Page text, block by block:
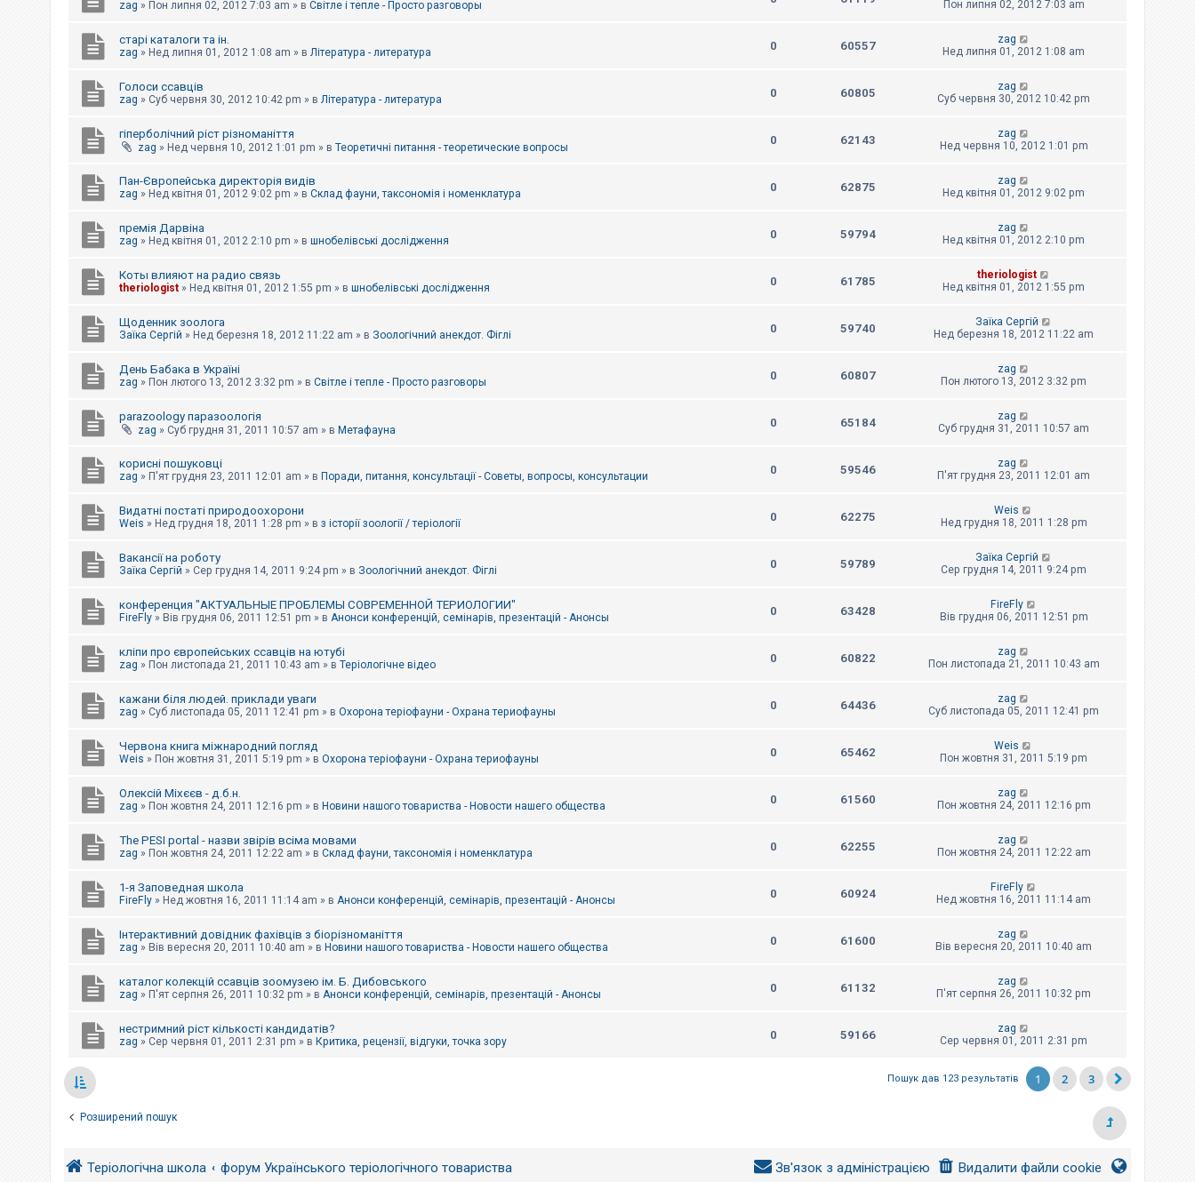
zag » Пон липня 02, 2012 7:03 am » в Світле і тепле - Просто разговоры
Пон липня 02, 2012 7:03 am
старі каталоги та ін.
zag » Нед липня 01, 2012 1:08 am » в Література - литература 0 60557
zag
Нед липня 01, 2012 1:08 am
Голоси ссавців
zag » Суб червня 30, 2012 10:42 pm » в Література - литература 0 60805
zag
Суб червня 30, 2012 10:42 pm
гіперболічний ріст різноманіття
zag » Нед червня 10, 2012 1:01 pm » в Теоретичні питання - теоретические вопросы
0 62143
zag
Нед червня 10, 2012 1:01 pm
Пан-Європейська директорія видів
zag » Нед квітня 01, 2012 9:02 pm » в Склад фауни, таксономія і номенклатура 0 62875
zag
Нед квітня 01, 2012 9:02 pm
премія Дарвіна
zag » Нед квітня 01, 2012 2:10 pm » в шнобелівські дослідження 0 59794
zag
Нед квітня 01, 2012 2:10 pm
Коты влияют на радио связь
theriologist » Нед квітня 01, 2012 1:55 pm » в шнобелівські дослідження 0 61785
theriologist
Нед квітня 01, 2012 1:55 pm
Щоденник зоолога
Заїка Сергій » Нед березня 18, 2012 11:22 am » в Зоологічний анекдот. Фіглі 0 59740
Заїка Сергій
Нед березня 18, 2012 11:22 am
День Бабака в Україні
zag » Пон лютого 13, 2012 3:32 pm » в Світле і тепле - Просто разговоры 0 60807
zag
Пон лютого 13, 2012 3:32 pm
parazoology паразоологія
zag » Суб грудня 31, 2011 10:57 am » в Метафауна
0 65184
zag
Суб грудня 31, 2011 10:57 am
корисні пошуковці
zag » П'ят грудня 23, 2011 12:01 am » в Поради, питання, консультації - Советы, вопросы, консультации 0 59546
zag
П'ят грудня 23, 2011 12:01 am
Видатні постаті природоохорони
Weis » Нед грудня 18, 2011 1:28 pm » в з історії зоології / теріології 0 62275
Weis
Нед грудня 18, 2011 1:28 pm
Вакансії на роботу
Заїка Сергій » Сер грудня 14, 2011 9:24 pm » в Зоологічний анекдот. Фіглі 0 59789
Заїка Сергій
Сер грудня 14, 2011 9:24 pm
конференция "АКТУАЛЬНЫЕ ПРОБЛЕМЫ СОВРЕМЕННОЙ ТЕРИОЛОГИИ"
FireFly » Вів грудня 06, 2011 12:51 pm » в Анонси конференцій, семінарів, презентацій - Анонсы 0 63428
FireFly
Вів грудня 06, 2011 12:51 pm
кліпи про європейських ссавців на ютубі
zag » Пон листопада 21, 2011 10:43 am » в Теріологічне відео 0 60822
zag
Пон листопада 21, 2011 10:43 am
кажани біля людей. приклади уваги
zag » Суб листопада 05, 2011 12:41 pm » в Охорона теріофауни - Охрана териофауны 0 64436
zag
Суб листопада 05, 2011 12:41 pm
Червона книга міжнародний погляд
Weis » Пон жовтня 31, 2011 5:19 pm » в Охорона теріофауни - Охрана териофауны 0 65462
Weis
Пон жовтня 31, 2011 5:19 pm
Олексій Міхєєв - д.б.н.
zag » Пон жовтня 24, 2011 12:16 pm » в Новини нашого товариства - Новости нашего общества 0 61560
zag
Пон жовтня 24, 2011 12:16 pm
The PESI portal - назви звірів всіма мовами
zag » Пон жовтня 24, 2011 12:22 am » в Склад фауни, таксономія і номенклатура 0 62255
zag
Пон жовтня 24, 2011 12:22 am
1-я Заповедная школа
FireFly » Нед жовтня 16, 2011 11:14 am » в Анонси конференцій, семінарів, презентацій - Анонсы 0 60924
FireFly
Нед жовтня 16, 2011 11:14 am
Інтерактивний довідник фахівців з біорізноманіття
zag » Вів вересня 20, 2011 10:40 am » в Новини нашого товариства - Новости нашего общества 0 61600
zag
Вів вересня 20, 2011 10:40 am
каталог колекцій ссавців зоомузею ім. Б. Дибовського
zag » П'ят серпня 26, 2011 10:32 pm » в Анонси конференцій, семінарів, презентацій - Анонсы 0 61132
zag
П'ят серпня 26, 2011 10:32 pm
нестримний ріст кількості кандидатів?
zag » Сер червня 01, 2011 2:31 pm » в Критика, рецензії, відгуки, точка зору 0 59166
zag
Сер червня 01, 2011 2:31 pm
Пошук дав 123 результатів 1 2 3
Розширений пошук
Теріологічна школа форум Українського теріологічного товариства Видалити файли cookie
Зв'язок з адміністрацією